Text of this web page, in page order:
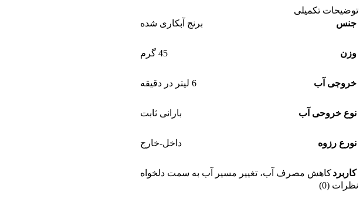
توضیحات تکمیلی
جنس
برنج آبکاری شده
وزن 45 گرم
خروجی آب 6 لیتر در دقیقه
نوع خروحی آب بارانی ثابت
نورع رزوه داخل-خارج
کاربردکاهش مصرف آب، تغییر مسیر آب به سمت دلخواه
نظرات (0)